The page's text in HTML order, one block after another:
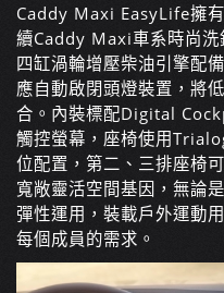
Caddy Maxi EasyLife擁
續Caddy Maxi車系時尚洗
四缸渦輪增壓柴油引擎配
應自動啟閉頭燈裝置，將
合。內裝標配Digital
觸控螢幕，座椅使用
位配置，第二、三排座椅
寬敞靈活空間基因，無論
彈性運用，裝載戶外運動
每個成員的需求。